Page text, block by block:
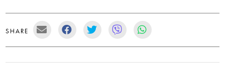
SHARE